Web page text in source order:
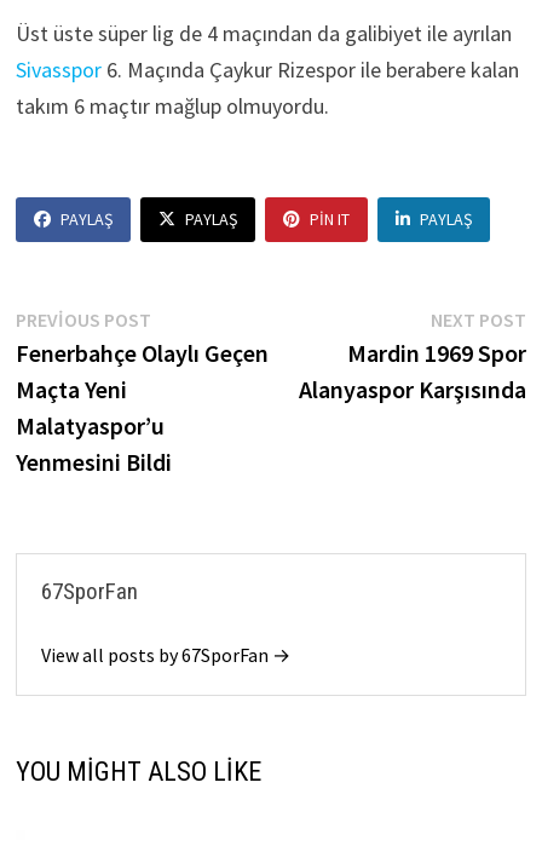
Üst üste süper lig de 4 maçından da galibiyet ile ayrılan
Sivasspor6. Maçında Çaykur Rizespor ile berabere kalan
takım 6 maçtır mağlup olmuyordu.
PAYLAŞ PAYLAŞ PIN IT PAYLAŞ
Yazı
gezinmesi
PREVIOUS POSTPrevious
post:
Fenerbahçe Olaylı Geçen
Maçta Yeni
Malatyaspor’u
Yenmesini Bildi
NEXT POST
Mardin 1969 Spor
Alanyaspor Karşısında
67SporFan
View all posts by 67SporFan →
YOU MIGHT ALSO LIKE